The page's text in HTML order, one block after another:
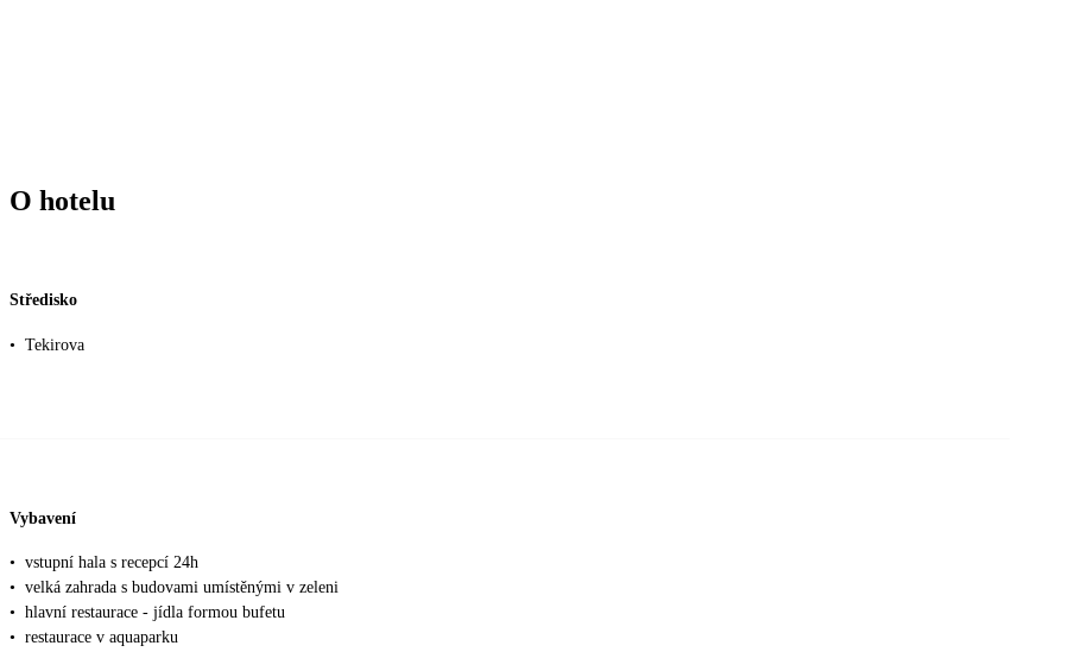
O hotelu
Středisko
• Tekirova
Vybavení
• vstupní hala s recepcí 24h
• velká zahrada s budovami umístěnými v zeleni
• hlavní restaurace - jídla formou bufetu
• restaurace v aquaparku